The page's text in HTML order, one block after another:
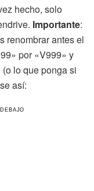
hecho, solo
Importante:
renombrar antes el
por «V999» y
lo que ponga si
así: